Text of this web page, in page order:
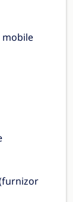
mobile